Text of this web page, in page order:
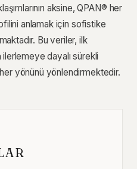
aksine, QPAN® her
anlamak için sofistike
Bu veriler, ilk
dayalı sürekli
yönünü yönlendirmektedir.